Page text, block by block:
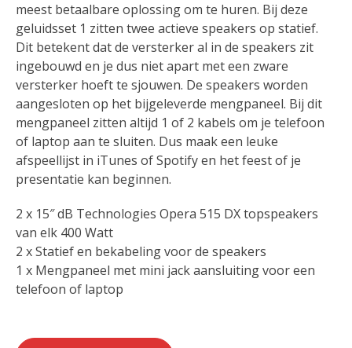
meest betaalbare oplossing om te huren. Bij deze
geluidsset 1 zitten twee actieve speakers op statief.
Dit betekent dat de versterker al in de speakers zit
ingebouwd en je dus niet apart met een zware
versterker hoeft te sjouwen. De speakers worden
aangesloten op het bijgeleverde mengpaneel. Bij dit
mengpaneel zitten altijd 1 of 2 kabels om je telefoon
of laptop aan te sluiten. Dus maak een leuke
afspeellijst in iTunes of Spotify en het feest of je
presentatie kan beginnen.
2 x 15″ dB Technologies Opera 515 DX topspeakers
van elk 400 Watt
2 x Statief en bekabeling voor de speakers
1 x Mengpaneel met mini jack aansluiting voor een
telefoon of laptop